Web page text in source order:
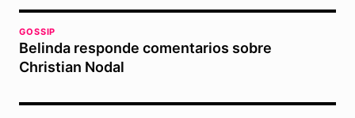
GOSSIP
Belinda responde comentarios sobre
Christian Nodal